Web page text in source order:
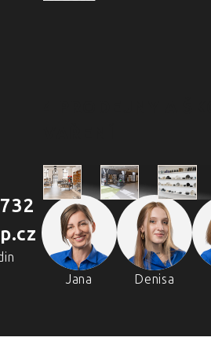
Jana Denisa
Praha
Holešovická
tržnice
Praha
Retail Park
Štěrboholy